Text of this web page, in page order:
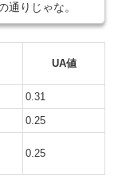
通りじゃな。
UA値
0.31
0.25
0.25